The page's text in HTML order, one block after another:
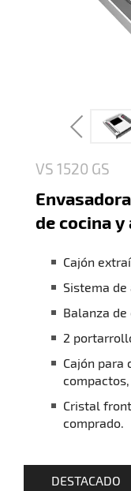
VS 1520 GS
de cocina
Cajón
Sistema
Balanza
2
Cajón para
Cristal
comprado.
DESTACADO